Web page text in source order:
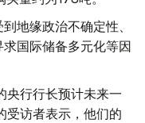
地缘政治不确定性、
国际储备多元化等因
央行行长预计未来一
受访者表示，他们的